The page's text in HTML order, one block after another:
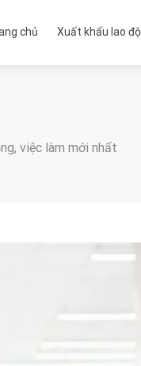
chủ Xuất khẩu lao
việc làm mới nhất